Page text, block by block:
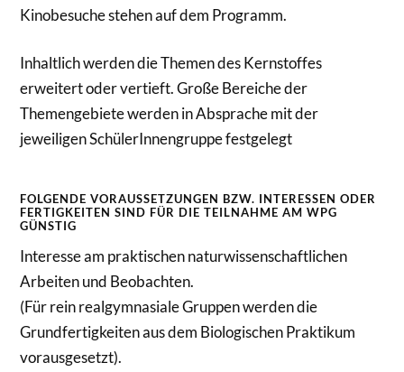
Kinobesuche stehen auf dem Programm.
Inhaltlich werden die Themen des Kernstoffes
erweitert oder vertieft. Große Bereiche der
Themengebiete werden in Absprache mit der
jeweiligen SchülerInnengruppe festgelegt
FOLGENDE VORAUSSETZUNGEN BZW. INTERESSEN ODER
FERTIGKEITEN SIND FÜR DIE TEILNAHME AM WPG
GÜNSTIG
Interesse am praktischen naturwissenschaftlichen
Arbeiten und Beobachten.
(Für rein realgymnasiale Gruppen werden die
Grundfertigkeiten aus dem Biologischen Praktikum
vorausgesetzt).